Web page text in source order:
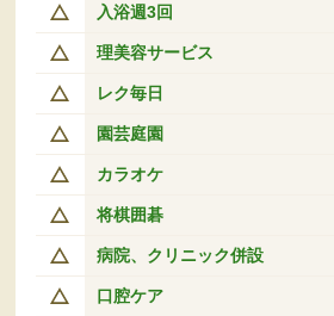
入浴週3回
理美容サービス
レク毎日
園芸庭園
カラオケ
将棋囲碁
病院、クリニック併設
口腔ケア